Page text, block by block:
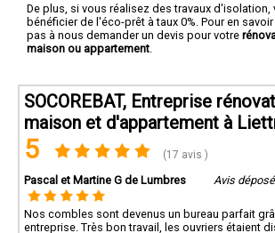
De plus, si vous réalisez des travaux d'isolation,
bénéficier de l'éco-prêt à taux 0%. Pour en
pas à nous demander un devis pour votre
maison ou appartement
SOCOREBAT, Entreprise
maison et d'appartement à
5 (17 avis )
Pascal et Martine G de Lumbres Avis
Nos combles sont devenus un bureau parfait
entreprise. Très bon travail, les ouvriers étaient